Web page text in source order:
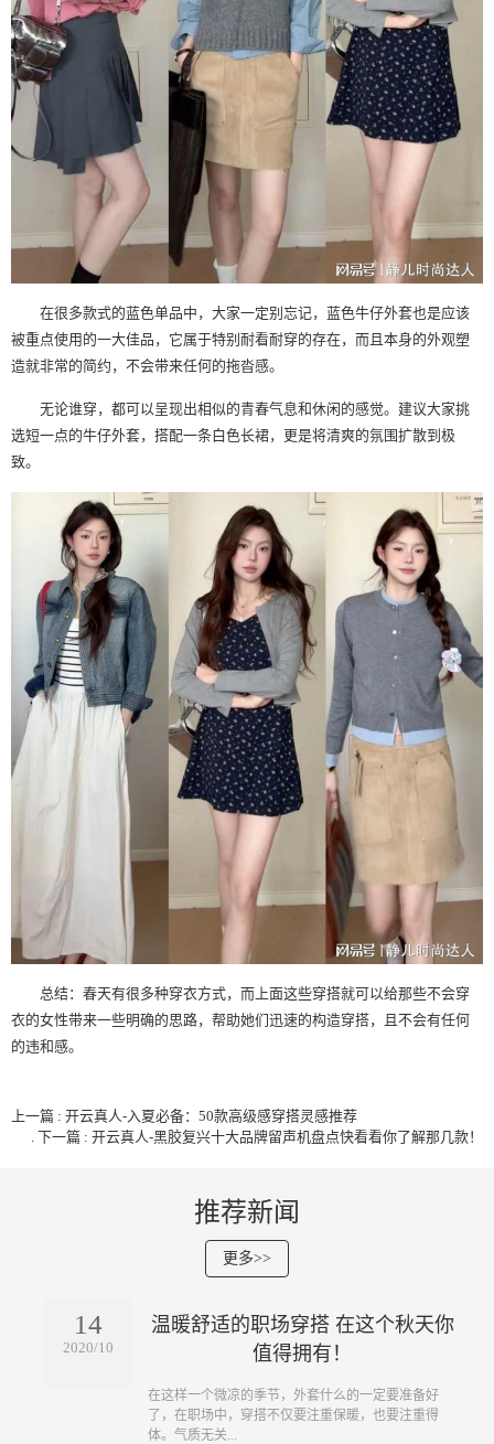
在很多款式的蓝色单品中，大家一定别忘记，蓝色牛仔外套也是应该
被重点使用的一大佳品，它属于特别耐看耐穿的存在，而且本身的外观塑
造就非常的简约，不会带来任何的拖沓感。
无论谁穿，都可以呈现出相似的青春气息和休闲的感觉。建议大家挑
选短一点的牛仔外套，搭配一条白色长裙，更是将清爽的氛围扩散到极
致。
总结：春天有很多种穿衣方式，而上面这些穿搭就可以给那些不会穿
衣的女性带来一些明确的思路，帮助她们迅速的构造穿搭，且不会有任何
的违和感。
上一篇 : 开云真人-入夏必备：50款高级感穿搭灵感推荐
下一篇 : 开云真人-黑胶复兴十大品牌留声机盘点快看看你了解那几款！
推荐新闻
更多>>
14
2020/10
温暖舒适的职场穿搭 在这个秋天你
值得拥有！
​在这样一个微凉的季节，外套什么的一定要准备好
了，在职场中，穿搭不仅要注重保暖，也要注重得
体。气质无关...